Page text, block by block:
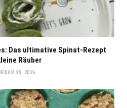
Das ultimative Spinat-Rezept
Räuber
28, 2026